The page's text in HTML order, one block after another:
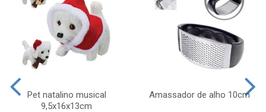
Pet natalino musical
9,5x16x13cm
Amassador de alho 10cm